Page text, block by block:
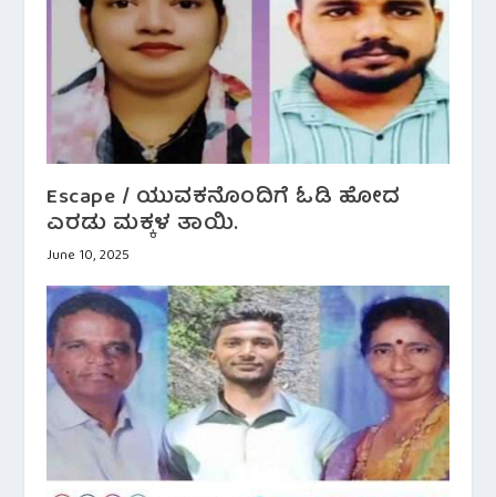
Escape / ಯುವಕನೊಂದಿಗೆ ಓಡಿ ಹೋದ
ಎರಡು ಮಕ್ಕಳ ತಾಯಿ.
June 10, 2025